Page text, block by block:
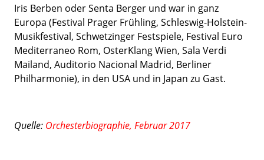
Iris Berben oder Senta Berger und war in ganz
Europa (Festival Prager Frühling, Schleswig-Holstein-
Musikfestival, Schwetzinger Festspiele, Festival Euro
Mediterraneo Rom, OsterKlang Wien, Sala Verdi
Mailand, Auditorio Nacional Madrid, Berliner
Philharmonie), in den USA und in Japan zu Gast.
Quelle: Orchesterbiographie, Februar 2017